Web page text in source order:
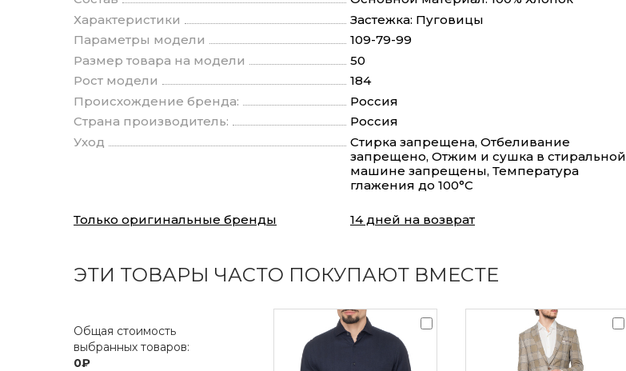
Характеристики
Застежка: Пуговицы
Параметры модели
109-79-99
Размер товара на модели
50
Рост модели
184
Происхождение бренда:
Россия
Страна производитель:
Россия
Уход
Стирка запрещена, Отбеливание
запрещено, Отжим и сушка в стиральной
машине запрещены, Температура
глажения до 100°С
Только оригинальные бренды 14 дней на возврат
ЭТИ ТОВАРЫ ЧАСТО ПОКУПАЮТ ВМЕСТЕ
Общая стоимость
выбранных товаров:
0₽